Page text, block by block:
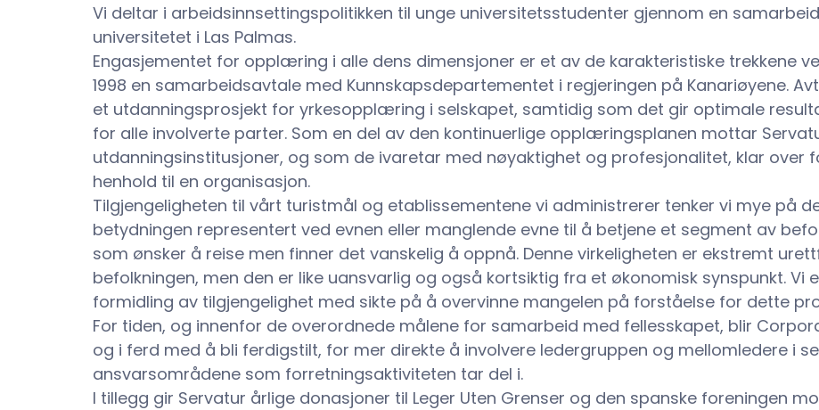
Vi deltar i arbeidsinnsettingspolitikken til unge universitetsstudenter gjennom en
universitetet i Las Palmas.
Engasjementet for opplæring i alle dens dimensjoner er et av de karakteristiske trekkene
1998 en samarbeidsavtale med Kunnskapsdepartementet i regjeringen på Kanariøyene.
et utdanningsprosjekt for yrkesopplæring i selskapet, samtidig som det gir optimale
for alle involverte parter. Som en del av den kontinuerlige opplæringsplanen mottar
utdanningsinstitusjoner, og som de ivaretar med nøyaktighet og profesjonalitet, klar over
henhold til en organisasjon.
Tilgjengeligheten til vårt turistmål og etablissementene vi administrerer tenker vi mye på
betydningen representert ved evnen eller manglende evne til å betjene et segment av
som ønsker å reise men finner det vanskelig å oppnå. Denne virkeligheten er ekstremt
befolkningen, men den er like uansvarlig og også kortsiktig fra et økonomisk synspunkt. Vi
formidling av tilgjengelighet med sikte på å overvinne mangelen på forståelse for dette
For tiden, og innenfor de overordnede målene for samarbeid med fellesskapet, blir
og i ferd med å bli ferdigstilt, for mer direkte å involvere ledergruppen og mellomledere i
ansvarsområdene som forretningsaktiviteten tar del i.
I tillegg gir Servatur årlige donasjoner til Leger Uten Grenser og den spanske foreningen